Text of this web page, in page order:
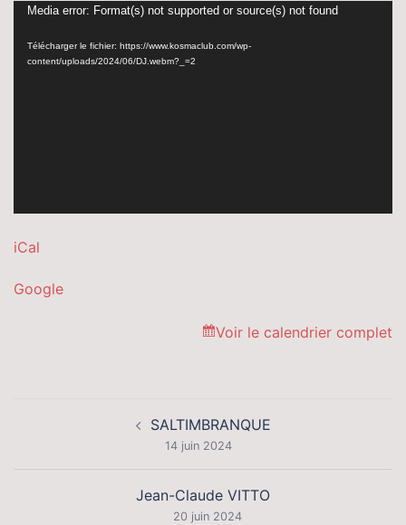
Lecteur
Media error: Format(s) not supported or source(s) not found
Télécharger le fichier: https://www.kosmaclub.com/wp-
content/uploads/2024/06/DJ.webm?_=2
iCal
Google
Voir le calendrier complet
SALTIMBRANQUE
14 juin 2024
Jean-Claude VITTO
20 juin 2024